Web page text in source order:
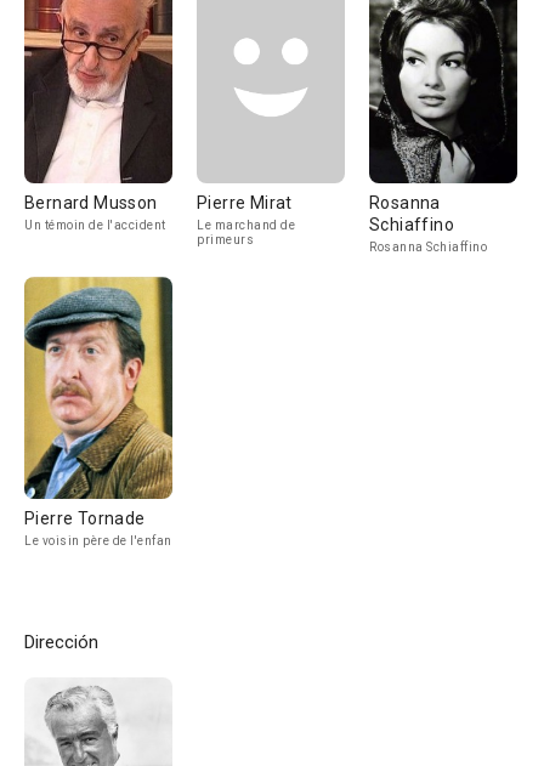
Bernard Musson
Un témoin de l'accident
Pierre Mirat
Le marchand de
primeurs
Rosanna
Schiaffino
Rosanna Schiaffino
Pierre Tornade
Le voisin père de l'enfant
Dirección